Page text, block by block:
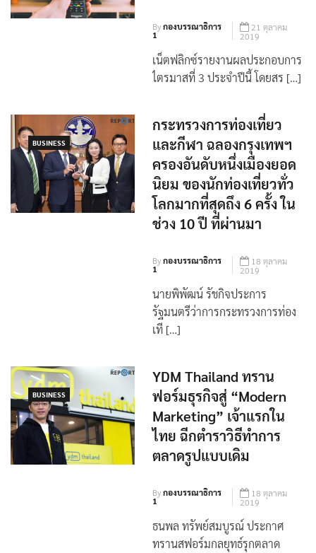
Byกองบรรณาธิการ
1
21 ตุลาคม
2019
เน็ตฟลิกซ์รายงานผลประกอบการ
ไตรมาสที่ 3 ประจำปีนี้ โดยสร […]
BUSINESS
กระทรวงการท่องเที่ยว
และกีฬา ฉลองกรุงเทพฯ
ครองอันดับหนึ่งเมืองยอด
นิยม ของนักท่องเที่ยวทั่ว
โลกมากที่สุดถึง 6 ครั้ง ใน
ช่วง 10 ปี ที่ผ่านมา
Byกองบรรณาธิการ
1
18 ตุลาคม
2019
นายพิพัฒน์ รัชกิจประการ
รัฐมนตรีว่าการกระทรวงการท่อง
เที […]
BUSINESS
YDM Thailand ทราน
ฟอร์มธุรกิจสู่ “Modern
Marketing” เจ้าแรกใน
ไทย ฉีกตำราวิธีทำการ
ตลาดรูปแบบเดิม
Byกองบรรณาธิการ
1
18 ตุลาคม
2019
ธนพล ทรัพย์สมบูรณ์ ประกาศ
ทรานสฟอร์มกลยุทธ์รุกตลาด